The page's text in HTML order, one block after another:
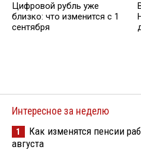
Цифровой рубль уже
близко: что изменится с 1
сентября
Интересное за неделю
1
Как изменятся пенсии
августа